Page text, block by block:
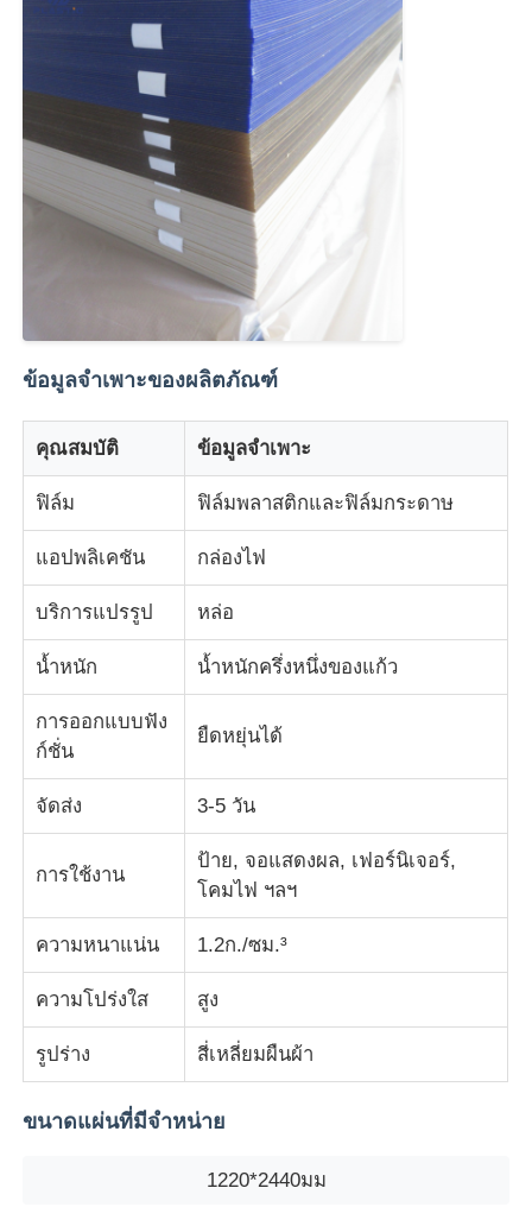
แผ่นอะครีลิคอัดขึ้นรูป
กระดาษอะคริลิคมาร์บอร์
แผ่นอะคริลิคสายรุ้ง
สตานด์แอครีล
กรอบภาพอะคริลิค
ตัดแผ่นอะคริลิค
ที่ใส่ป้ายอะคริลิก
ข้อมูลจำเพาะของผลิตภัณฑ์
คุณสมบัติ ข้อมูลจำเพาะ
ฟิล์ม ฟิล์มพลาสติกและฟิล์มกระดาษ
แอปพลิเคชัน กล่องไฟ
บริการแปรรูป หล่อ
น้ำหนัก น้ำหนักครึ่งหนึ่งของแก้ว
การออกแบบฟัง
ก์ชั่น
ยืดหยุ่นได้
จัดส่ง 3-5 วัน
การใช้งาน
ป้าย, จอแสดงผล, เฟอร์นิเจอร์,
โคมไฟ ฯลฯ
ความหนาแน่น 1.2ก./ซม.³
ความโปร่งใส สูง
รูปร่าง สี่เหลี่ยมผืนผ้า
ขนาดแผ่นที่มีจำหน่าย
1220*2440มม